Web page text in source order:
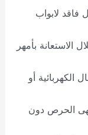
لابواب
الاستعانة بأمهر
الكهربائية أو
الحرص دون